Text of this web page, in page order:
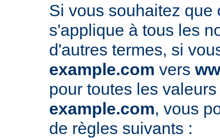
Si vous souhaitez que
s'applique à tous les
d'autres termes, si
example.com vers
pour toutes les
example.com, vous
de règles suivants :